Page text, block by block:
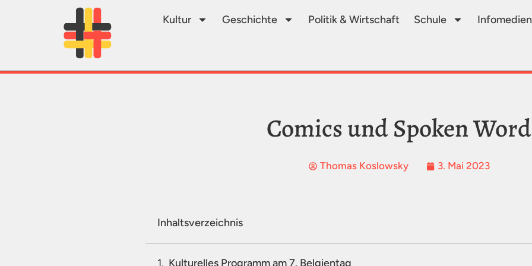
Kultur Geschichte Politik & Wirtschaft Schule Infomedien
Comics und Spoken Word
Thomas Koslowsky 3. Mai 2023
Inhaltsverzeichnis
Kulturelles Programm am 7. Belgientag